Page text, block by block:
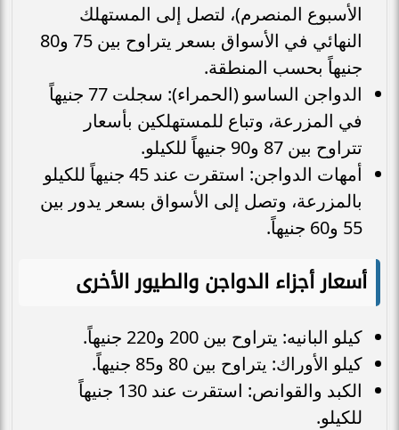
الأسبوع المنصرم)، لتصل إلى المستهلك
النهائي في الأسواق بسعر يتراوح بين 75 و80
جنيهاً بحسب المنطقة.
الدواجن الساسو (الحمراء): سجلت 77 جنيهاً
في المزرعة، وتباع للمستهلكين بأسعار
تتراوح بين 87 و90 جنيهاً للكيلو.
أمهات الدواجن: استقرت عند 45 جنيهاً للكيلو
بالمزرعة، وتصل إلى الأسواق بسعر يدور بين
55 و60 جنيهاً.
أسعار أجزاء الدواجن والطيور الأخرى
كيلو البانيه: يتراوح بين 200 و220 جنيهاً.
كيلو الأوراك: يتراوح بين 80 و85 جنيهاً.
الكبد والقوانص: استقرت عند 130 جنيهاً
للكيلو.